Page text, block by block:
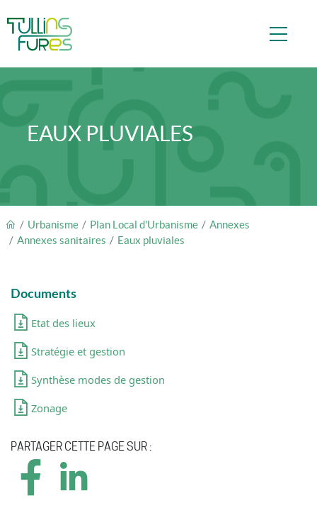
EAUX PLUVIALES
FIL D'ARIANE
Urbanisme Plan Local d'Urbanisme
Annexes
Annexes sanitaires
Eaux pluviales
Documents
Etat des lieux
Stratégie et gestion
Synthèse modes de gestion
Zonage
PARTAGER CETTE PAGE SUR :